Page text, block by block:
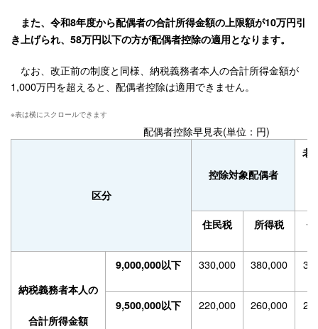
また、令和8年度から配偶者の合計所得金額の上限額が10万円引
き上げられ、58万円以下の方が配偶者控除の適用となります。
なお、改正前の制度と同様、納税義務者本人の合計所得金額が
1,000万円を超えると、配偶者控除は適用できません。
配偶者控除早見表(単位：円)
区分
控除対象配偶者
老
住民税 所得税
納税義務者本人の
合計所得金額
9,000,000以下 330,000 380,000
9,500,000以下 220,000 260,000